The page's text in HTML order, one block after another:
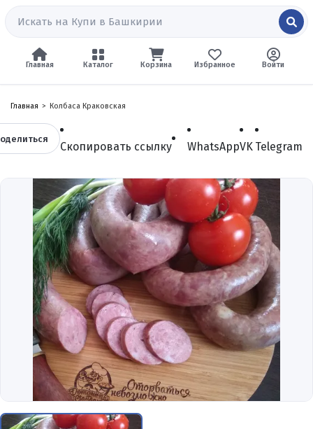
Главная Каталог Войти
Избранное
Корзина
Главная Колбаса Краковская
Скопировать ссылку WhatsAppVK Telegram